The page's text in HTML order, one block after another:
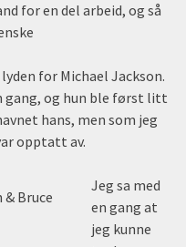
for en del arbeid, og så
for Michael Jackson.
gang, og hun ble først litt
hans, men som jeg
opptatt av.
& Bruce
Jeg sa med
en gang at
jeg kunne